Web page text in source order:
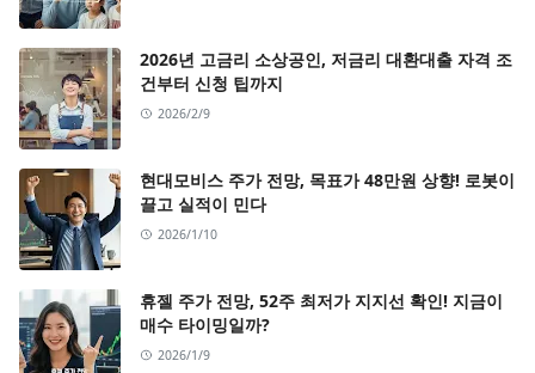
2026년 고금리 소상공인, 저금리 대환대출 자격 조
건부터 신청 팁까지
2026/2/9
현대모비스 주가 전망, 목표가 48만원 상향! 로봇이
끌고 실적이 민다
2026/1/10
휴젤 주가 전망, 52주 최저가 지지선 확인! 지금이
매수 타이밍일까?
2026/1/9